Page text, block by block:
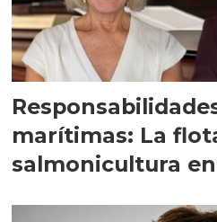
marítimas: La
salmonicultura